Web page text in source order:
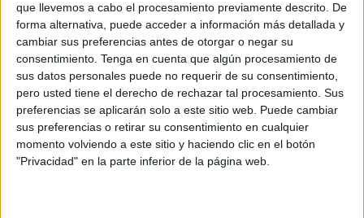
que llevemos a cabo el procesamiento previamente descrito. De
forma alternativa, puede acceder a información más detallada y
cambiar sus preferencias antes de otorgar o negar su
consentimiento. Tenga en cuenta que algún procesamiento de
sus datos personales puede no requerir de su consentimiento,
pero usted tiene el derecho de rechazar tal procesamiento. Sus
preferencias se aplicarán solo a este sitio web. Puede cambiar
sus preferencias o retirar su consentimiento en cualquier
momento volviendo a este sitio y haciendo clic en el botón
"Privacidad" en la parte inferior de la página web.
las llamasque están prendiendo con rapidez.